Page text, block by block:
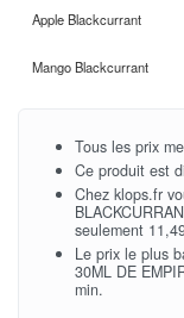
Apple Blackcurrant
Mango Blackcurrant
Tous les prix
Ce produit est
Chez klops.fr
seulement
Le prix le plus
30ML DE
min.